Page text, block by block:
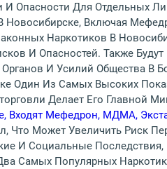
Опасности Для Отдельных
Новосибирске, Включая
Наркотиков В
И Опасностей. Также
И Усилий Общества В
Один Из Самых Высоких
Делает Его Главной
Входят Мефедрон, МДМА,
Что Может Увеличить Риск
И Социальные
Самых Популярных